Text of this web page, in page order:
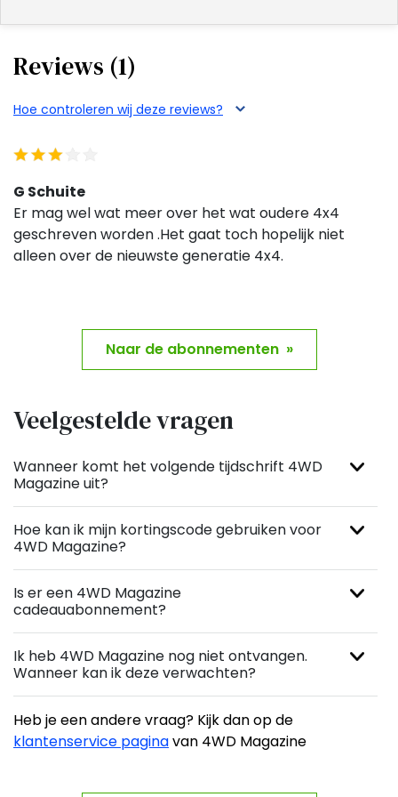
en het laatste nieuws uit de 4x4-community in
bijeenkomsten en andere relevante activiteiten.
er van alles om te ontdekken!
Reviews (1)
Hoe controleren wij deze reviews?
G Schuite
Er mag wel wat meer over het wat oudere 4x4
geschreven worden .Het gaat toch hopelijk niet
alleen over de nieuwste generatie 4x4.
Naar de abonnementen »
Veelgestelde vragen
Wanneer komt het volgende tijdschrift 4WD
Magazine uit?
Hoe kan ik mijn kortingscode gebruiken voor
4WD Magazine?
Is er een 4WD Magazine
cadeauabonnement?
Ik heb 4WD Magazine nog niet ontvangen.
Wanneer kan ik deze verwachten?
Heb je een andere vraag? Kijk dan op de
klantenservice paginavan 4WD Magazine